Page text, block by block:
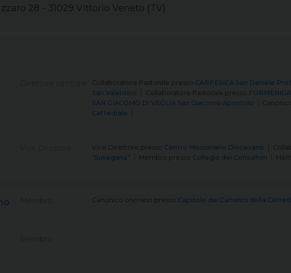
28 - 31029 Vittorio Veneto (TV)
Collaboratore Pastorale presso CARPESICA San Daniele
San Valentino
Collaboratore Pastorale presso
SAN GIACOMO DI VEGLIA San Giacomo Apostolo
Cattedrale
Vice Direttore presso Centro Missionario Diocesano
“Susegana”
Membro presso Collegio dei Consultori
Canonico onorario presso Capitolo dei Canonici della